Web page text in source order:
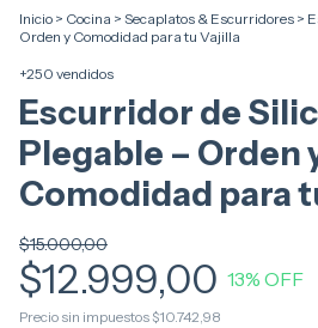
Inicio > Cocina > Secaplatos & Escurridores >
Orden y Comodidad para tu Vajilla
+250 vendidos
Escurridor de
Plegable – Orden
Comodidad para
$15.000,00
$12.999,00 13% OFF
Precio sin impuestos $10.742,98